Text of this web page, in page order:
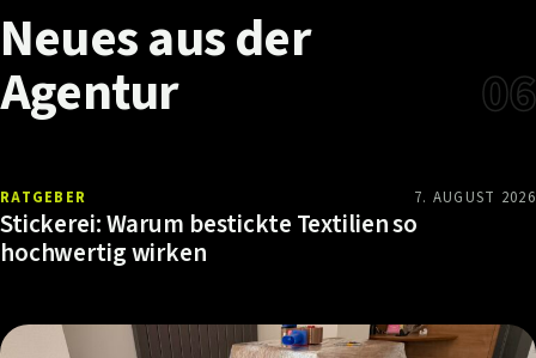
Neuesausder
Agentur 06
RATGEBER 7. AUGUST 2026
Stickerei: Warum bestickte Textilien so
hochwertig wirken